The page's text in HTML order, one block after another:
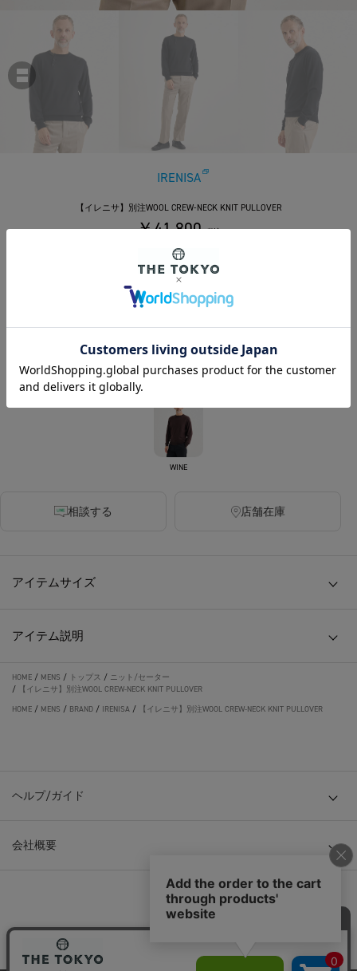
IRENISA
【イレニサ】別注WOOL CREW-NECK KNIT PULLOVER
￥41,800税込
380ポイント付与
カラー
GREY
WINE
相談する 店舗在庫
アイテムサイズ
アイテム説明
HOME / MENS / トップス / ニット/セーター
/
【イレニサ】別注WOOL CREW-NECK KNIT PULLOVER
HOME / MENS / BRAND / IRENISA / 【イレニサ】別注WOOL CREW-NECK KNIT PULLOVER
ヘルプ/ガイド
会社概要